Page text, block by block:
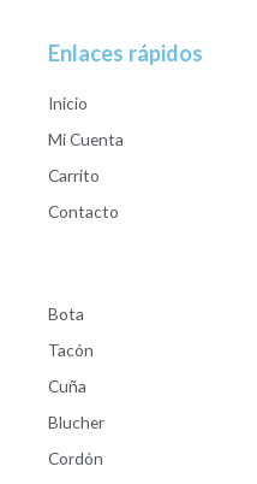
Enlaces rápidos
Inicio
Mi Cuenta
Carrito
Contacto
Bota
Tacón
Cuña
Blucher
Cordón